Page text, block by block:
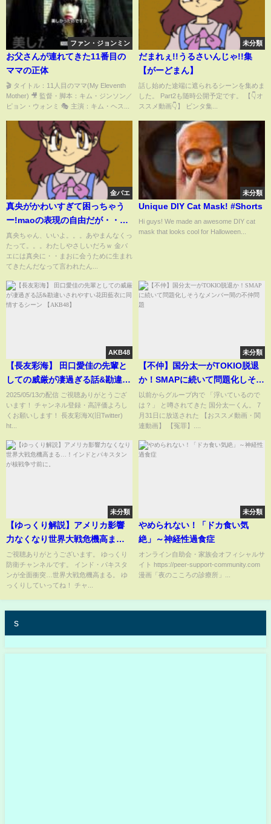
ファン・ジョンミン
お父さんが連れてきた11番目の
ママの正体
🎬 タイトル：11人目のママ(My Eleventh
Mother) 🎥 監督・脚本：キム・ジンソン／
ピョン・ウォンミ 🎭 主演：キム・ヘス...
未分類
だまれぇ!!うるさいんじゃ!!集
【がーどまん】
話し始めた途端に遮られるシーンを集めま
した。 Part2も随時公開予定です。 【👇オ
ススメ動画👇】 ビンタ集...
金バエ
真央がかわいすぎて困っちゃう
ー!maoの表現の自由だが・・真
偽はいかに！でも自分で言うの
だから相当可愛んだってばよ！
中山美穂？アイドル並み？でデ
でも金バエに魂抜かれたかｗ半
公人バエさん有名税で食ってる
真央ちゃん、いいよ。。。あやまんなくっ
たって。。。わたしやさしいだろｗ 金バ
エには真央に・・まおに会うために生まれ
てきたんだなって言われたん...
未分類
Unique DIY Cat Mask! #Shorts
Hi guys! We made an awesome DIY cat
mask that looks cool for Halloween...
AKB48
【長友彩海】 田口愛佳の先輩と
しての威厳が凄過ぎる話&勘違い
されやすい花田藍衣に同情する
シーン 【AKB48】
2025/05/13の配信 ご視聴ありがとうござ
います！ チャンネル登録・高評価よろし
くお願いします！ 長友彩海X(旧Twitter)
ht...
未分類
【不仲】国分太一がTOKIO脱退
か！SMAPに続いて問題化しそう
なメンバー間の不仲問題
以前からグループ内で 「浮いているので
は？」 と噂されてきた 国分太一くん。 7
月31日に放送された 【おススメ動画・関
連動画】 【冤罪】....
未分類
【ゆっくり解説】アメリカ影響
力なくなり世界大戦危機高ま
る…！インドとパキスタンが核
戦争寸前に。
ご視聴ありがとうございます。 ゆっくり
防衛チャンネルです。 インド・パキスタ
ンが全面衝突…世界大戦危機高まる。 ゆ
っくりしていってね！ チャ...
未分類
やめられない！「ドカ食い気
絶」～神経性過食症
オンライン自助会・家族会オフィシャルサ
イト https://peer-support-community.com
漫画「夜のこころの診療所」...
s